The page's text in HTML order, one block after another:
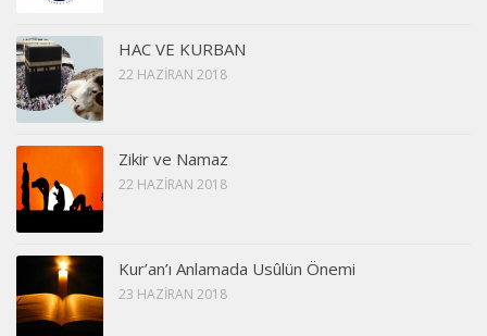
HAC VE KURBAN
22 HAZIRAN 2018
Zikir ve Namaz
22 HAZIRAN 2018
Kur’an’ı Anlamada Usûlün Önemi
23 HAZIRAN 2018